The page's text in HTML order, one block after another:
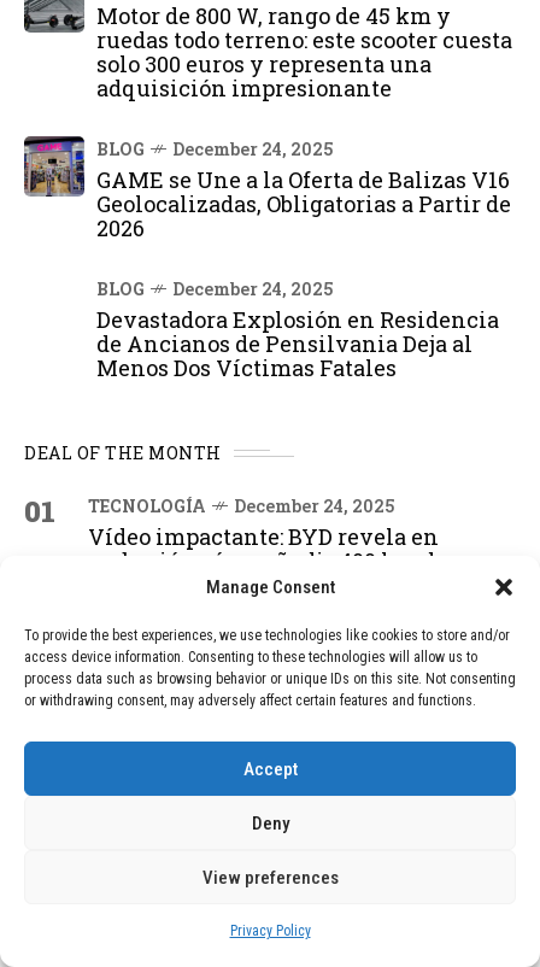
Manage Consent
To provide the best experiences, we use technologies like cookies to store and/or
access device information. Consenting to these technologies will allow us to
process data such as browsing behavior or unique IDs on this site. Not consenting
or withdrawing consent, may adversely affect certain features and functions.
Accept
Deny
View preferences
Privacy Policy
Motor de 800 W, rango de 45 km y
ruedas todo terreno: este scooter cuesta
solo 300 euros y representa una
adquisición impresionante
BLOG December 24, 2025
GAME se Une a la Oferta de Balizas V16
Geolocalizadas, Obligatorias a Partir de
2026
BLOG December 24, 2025
Devastadora Explosión en Residencia
de Ancianos de Pensilvania Deja al
Menos Dos Víctimas Fatales
DEAL OF THE MONTH
01 TECNOLOGÍA December 24, 2025
Vídeo impactante: BYD revela en
grabación cómo añadir 400 km de rango
en apenas 5 minutos de carga
02 TECNOLOGÍA February 9, 2026
Motor de 800 W, rango de 45 km y
solo 300 euros y representa una
adquisición impresionante
GAME se Une a la Oferta de Balizas V16